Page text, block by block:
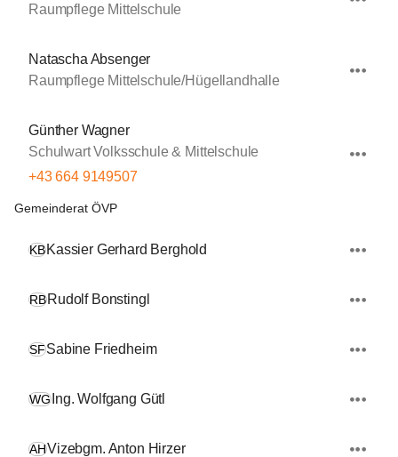
Raumpflege Mittelschule
Natascha Absenger
Raumpflege Mittelschule/Hügellandhalle
Günther Wagner
Schulwart Volksschule & Mittelschule
+43 664 9149507
Gemeinderat ÖVP
KBKassier Gerhard Berghold
RBRudolf Bonstingl
SFSabine Friedheim
WG Ing. Wolfgang Gütl
AHVizebgm. Anton Hirzer